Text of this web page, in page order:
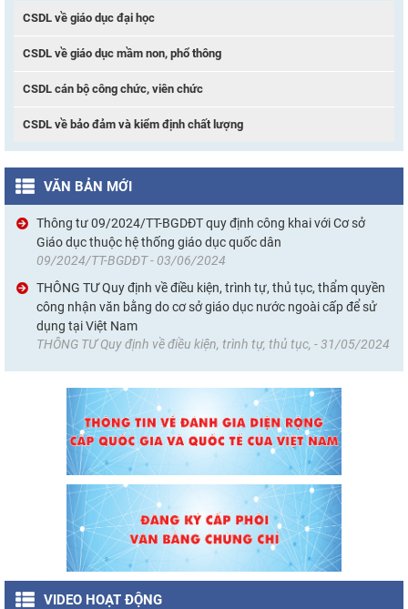
CSDL về giáo dục đại học
CSDL về giáo dục mầm non, phổ thông
CSDL cán bộ công chức, viên chức
CSDL về bảo đảm và kiểm định chất lượng
VĂN BẢN MỚI
Thông tư 09/2024/TT-BGDĐT quy định công khai với Cơ sở
Giáo dục thuộc hệ thống giáo dục quốc dân
09/2024/TT-BGDĐT - 03/06/2024
THÔNG TƯ Quy định về điều kiện, trình tự, thủ tục, thẩm quyền
công nhận văn bằng do cơ sở giáo dục nước ngoài cấp để sử
dụng tại Việt Nam
THÔNG TƯ Quy định về điều kiện, trình tự, thủ tục, - 31/05/2024
VIDEO HOẠT ĐỘNG